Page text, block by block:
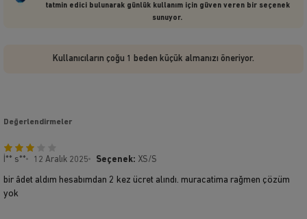
tatmin edici bulunarak günlük kullanım için güven veren bir seçenek
sunuyor.
Kullanıcıların çoğu 1 beden küçük almanızı öneriyor.
Değerlendirmeler
İ** s** 12 Aralık 2025 Seçenek: XS/S
bir âdet aldım hesabımdan 2 kez ücret alındı. muracatima rağmen çözüm
yok